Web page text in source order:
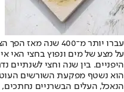
עברו יותר מ־400
על מצע של מים ונפוץ בחצי האי
היפניים. בין שנה וחצי לשנתיים
הוא נשטף מפקעת השורשים
הנאכל, העלים הבשרניים נחתכים,